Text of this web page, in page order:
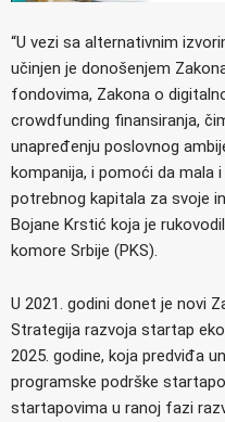
“U vezi sa alternativnim
učinjen je donošenjem
fondovima, Zakona o
crowdfunding finansiranja,
unapređenju poslovnog
kompanija, i pomoći da mala
potrebnog kapitala za svoje
Bojane Krstić koja je
komore Srbije (PKS).
U 2021. godini donet je novi
Strategija razvoja startap
2025. godine, koja predviđa
programske podrške
startapovima u ranoj fazi